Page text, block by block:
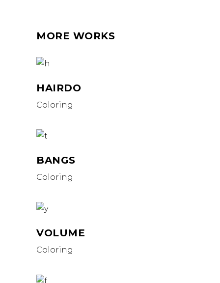
MORE WORKS
HAIRDO
Coloring
BANGS
Coloring
VOLUME
Coloring